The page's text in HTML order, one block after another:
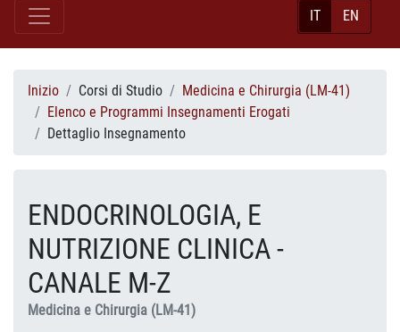
IT EN
Inizio Corsi di Studio
Medicina e Chirurgia (LM-41)
Elenco e Programmi Insegnamenti Erogati
Dettaglio Insegnamento
ENDOCRINOLOGIA, E
NUTRIZIONE CLINICA -
CANALE M-Z
Medicina e Chirurgia (LM-41)